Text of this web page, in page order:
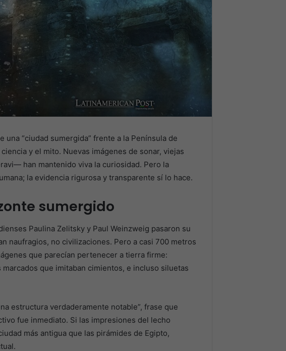
“ciudad sumergida” frente a la Península de
y el mito. Nuevas imágenes de sonar, viejas
han mantenido viva la curiosidad. Pero la
la evidencia rigurosa y transparente sí lo hace.
sumergido
Paulina Zelitsky y Paul Weinzweig pasaron su
naufragios, no civilizaciones. Pero a casi 700 metros
que parecían pertenecer a tierra firme:
que imitaban cimientos, e incluso siluetas
estructura verdaderamente notable”, frase que
fue inmediato. Si las impresiones del lecho
más antigua que las pirámides de Egipto,